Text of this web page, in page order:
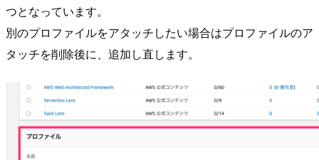
つとなっています。
別のプロファイルをアタッチしたい場合はプロファイルのア
タッチを削除後に、追加し直します。